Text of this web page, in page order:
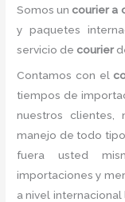
Somos un courier a
y paquetes
servicio de courier
Contamos con el
tiempos de
nuestros clientes,
manejo de todo
fuera usted
importaciones y
a nivel internacional